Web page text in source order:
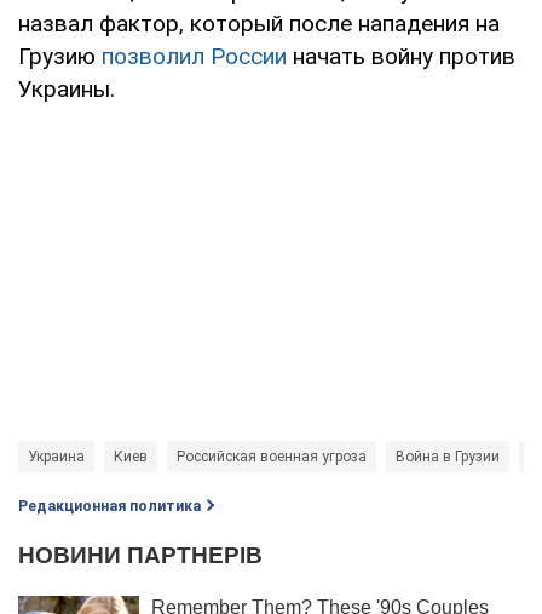
назвал фактор, который после нападения на
Грузию позволил России начать войну против
Украины.
Украина Киев Российская военная угроза Война в Грузии
Редакционная политика